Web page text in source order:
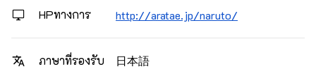
HPทางการ http://aratae.jp/naruto/
ภาษาที่รองรับ 日本語